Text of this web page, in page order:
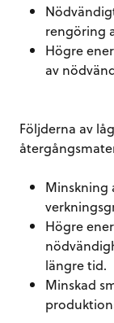
rengöring
Högre
av
Följderna av
Minskning
Högre
längre tid.
Minskad